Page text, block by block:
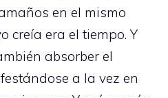
en el mismo
creía era el tiempo. Y
absorber el
a la vez en